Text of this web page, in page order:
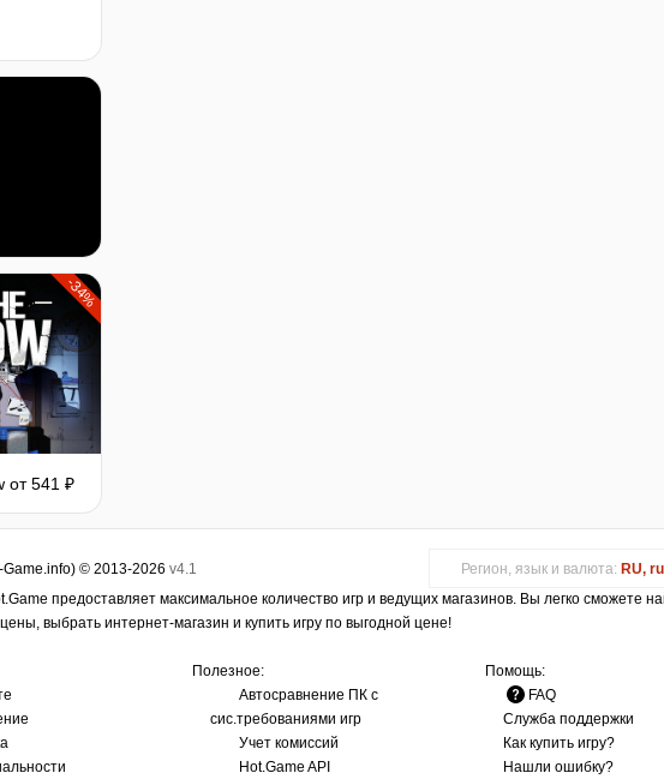
-34%
от 541 ₽
Game.info) © 2013-2026 v4.1 Регион, язык и валюта: RU,
предоставляет максимальное количество игр и ведущих магазинов. Вы легко сможете
цены, выбрать интернет-магазин и купить игру по выгодной цене!
Полезное:
Автосравнение ПК с
сис.требованиями игр
Учет комиссий
Hot.Game API
Помощь:
FAQ
Служба поддержки
Как купить игру?
Нашли ошибку?